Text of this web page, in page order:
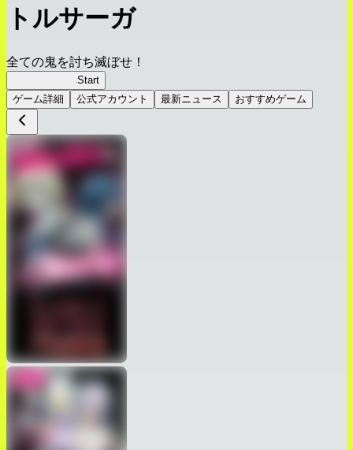
トルサーガ
全ての鬼を討ち滅ぼせ！
Start
ゲーム詳細
公式アカウント 最新ニュース おすすめゲーム